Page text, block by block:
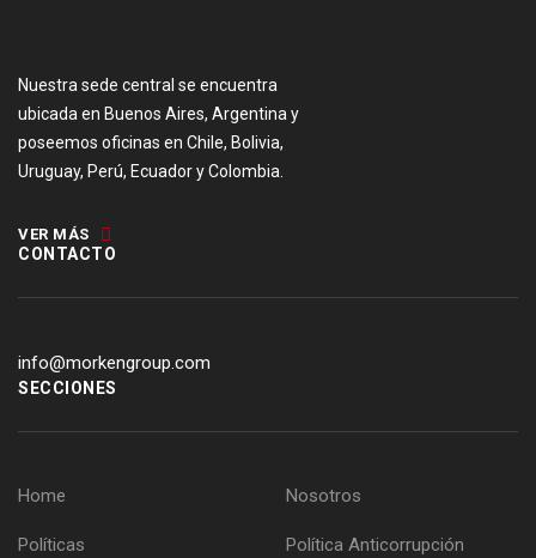
Nuestra sede central se encuentra
ubicada en Buenos Aires, Argentina y
poseemos oficinas en Chile, Bolivia,
Uruguay, Perú, Ecuador y Colombia.
VER MÁS
CONTACTO
info@morkengroup.com
SECCIONES
Home Nosotros
Políticas Política Anticorrupción